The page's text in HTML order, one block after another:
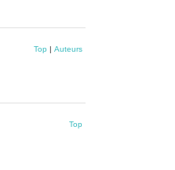
Top | Auteurs
Top